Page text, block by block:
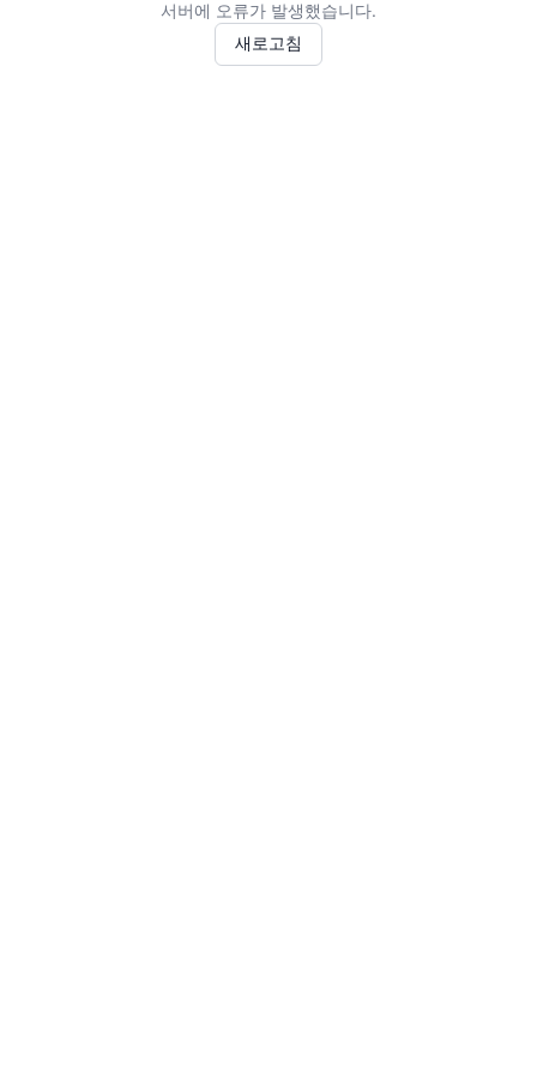
서버에 오류가 발생했습니다.
새로고침